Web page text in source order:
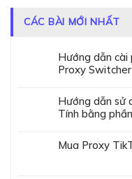
CÁC BÀI MỚI NHẤT
Hướng dẫn cài
Proxy Switcher
Hướng dẫn sử
Tính bằng
Mua Proxy